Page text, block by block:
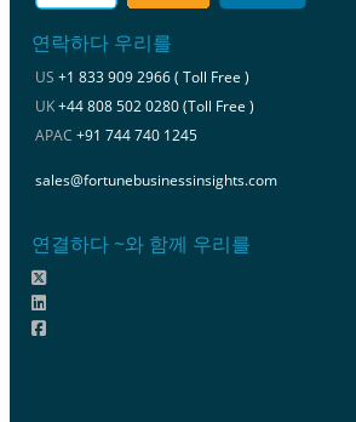
연락하다 우리를
US +1 833 909 2966 ( Toll Free )
UK+44 808 502 0280 (Toll Free )
APAC +91 744 740 1245
sales@fortunebusinessinsights.com
연결하다 ~와 함께 우리를